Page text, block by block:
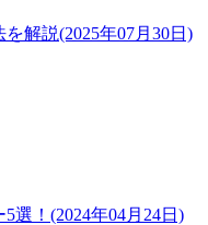
解説(2025年07月30日)
選！(2024年04月24日)